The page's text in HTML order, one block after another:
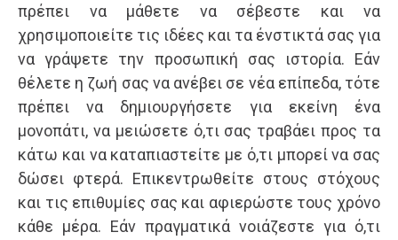
πρέπει να μάθετε να σέβεστε και να
χρησιμοποιείτε τις ιδέες και τα ένστικτά σας για
να γράψετε την προσωπική σας ιστορία. Εάν
θέλετε η ζωή σας να ανέβει σε νέα επίπεδα, τότε
πρέπει να δημιουργήσετε για εκείνη ένα
μονοπάτι, να μειώσετε ό,τι σας τραβάει προς τα
κάτω και να καταπιαστείτε με ό,τι μπορεί να σας
δώσει φτερά. Επικεντρωθείτε στους στόχους
και τις επιθυμίες σας και αφιερώστε τους χρόνο
κάθε μέρα. Εάν πραγματικά νοιάζεστε για ό,τι